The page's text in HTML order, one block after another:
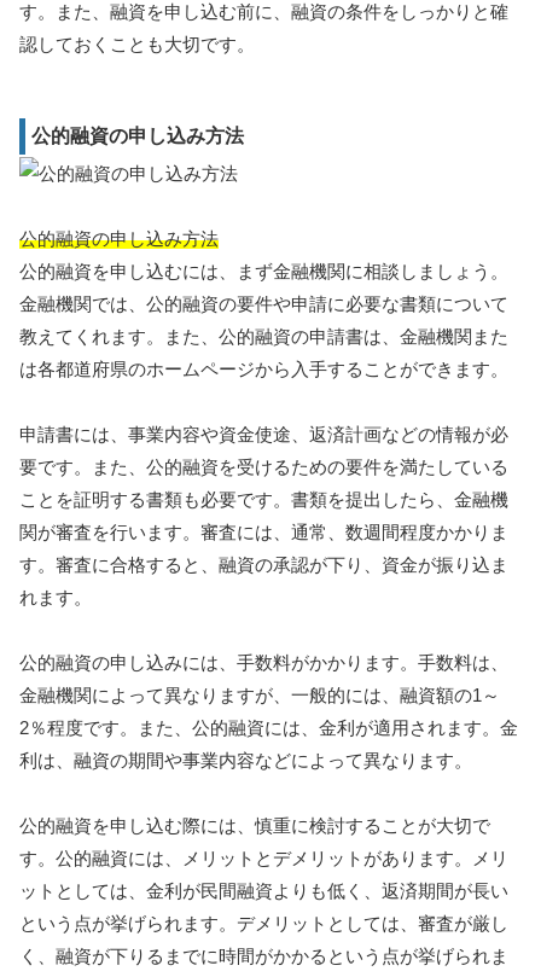
す。また、融資を申し込む前に、融資の条件をしっかりと確
認しておくことも大切です。
公的融資の申し込み方法
公的融資の申し込み方法
公的融資を申し込むには、まず金融機関に相談しましょう。
金融機関では、公的融資の要件や申請に必要な書類について
教えてくれます。また、公的融資の申請書は、金融機関また
は各都道府県のホームページから入手することができます。
申請書には、事業内容や資金使途、返済計画などの情報が必
要です。また、公的融資を受けるための要件を満たしている
ことを証明する書類も必要です。書類を提出したら、金融機
関が審査を行います。審査には、通常、数週間程度かかりま
す。審査に合格すると、融資の承認が下り、資金が振り込ま
れます。
公的融資の申し込みには、手数料がかかります。手数料は、
金融機関によって異なりますが、一般的には、融資額の1～
2％程度です。また、公的融資には、金利が適用されます。金
利は、融資の期間や事業内容などによって異なります。
公的融資を申し込む際には、慎重に検討することが大切で
す。公的融資には、メリットとデメリットがあります。メリ
ットとしては、金利が民間融資よりも低く、返済期間が長い
という点が挙げられます。デメリットとしては、審査が厳し
く、融資が下りるまでに時間がかかるという点が挙げられま